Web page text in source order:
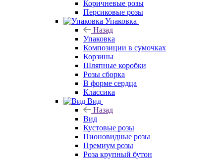
Коричневые розы
Персиковые розы
Упаковка
Назад
Упаковка
Композиции в сумочках
Корзины
Шляпные коробки
Розы сборка
В форме сердца
Классика
Вид
Назад
Вид
Кустовые розы
Пионовидные розы
Премиум розы
Роза крупный бутон